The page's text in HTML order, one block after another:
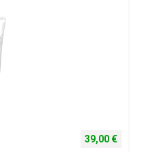
Izvorna
39,00 €